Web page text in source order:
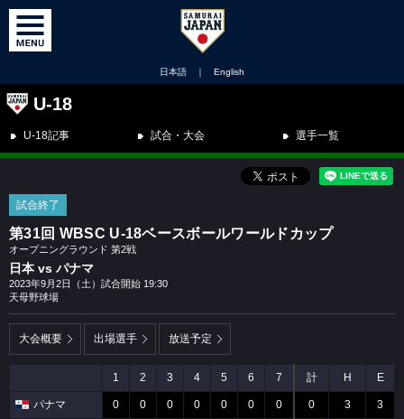
日本語 ｜ English
U-18
U-18記事 試合・大会 選手一覧
試合終了
第31回 WBSC U-18ベースボールワールドカップ
オープニングラウンド 第2戦
日本 vs パナマ
2023年9月2日（土）試合開始 19:30
天母野球場
大会概要 出場選手 放送予定
1 2 3 4 5 6 7 計 H E
パナマ 0 0 0 0 0 0 0 0 3 3